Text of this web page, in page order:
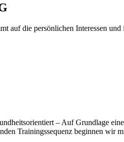
auf die persönlichen Interessen
– Auf Grundlage
Trainingssequenz beginnen wir